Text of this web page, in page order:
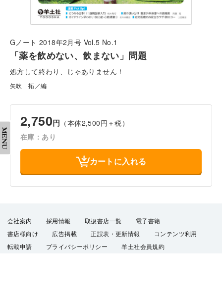
Gノート 2018年2月号 Vol.5 No.1
「薬を飲めない、飲まない」問題
処方して終わり、じゃありません！
矢吹 拓／編
2,750円 （本体2,500円＋税）
在庫：あり
カートに入れる
会社案内 採用情報 取扱書店一覧
電子書籍
書店様向け
広告掲載 正誤表・更新情報
コンテンツ利用
転載申請
プライバシーポリシー
羊土社会員規約